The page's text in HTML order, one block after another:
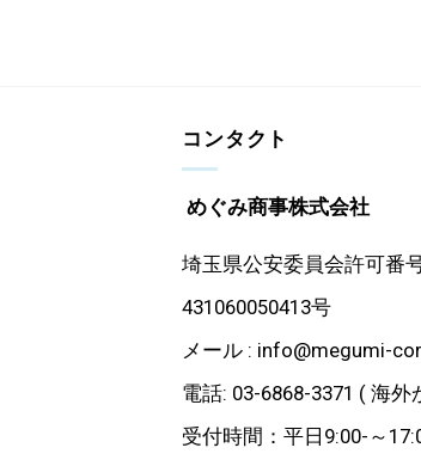
コンタクト
めぐみ商事株式会社
埼玉県公安委員会許可番
431060050413号
メール : info@megumi-
電話: 03-6868-3371 ( 海外
受付時間：平日9:00-～